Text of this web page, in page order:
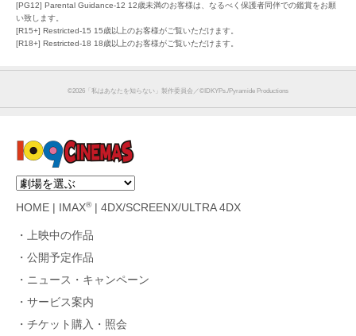
[PG12] Parental Guidance-12 12歳未満のお客様は、なるべく保護者同伴での鑑賞をお願
い致します。
[R15+] Restricted-15 15歳以上のお客様がご覧いただけます。
[R18+] Restricted-18 18歳以上のお客様がご覧いただけます。
©︎2026「私はあなたを知らない」製作委員会／©IDKYPs./Pyramide Productions
HOME IMAX®| 4DX/SCREENX/ULTRA 4DX
上映中の作品
公開予定作品
ニュース・キャンペーン
サービス案内
チケット購入・照会